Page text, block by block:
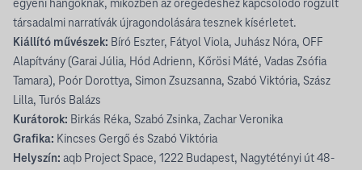
egyéni hangoknak, miközben az öregedéshez kapcsolódó rögzült
társadalmi narratívák újragondolására tesznek kísérletet.
Kiállító művészek: Bíró Eszter, Fátyol Viola, Juhász Nóra, OFF
Alapítvány (Garai Júlia, Hód Adrienn, Kőrösi Máté, Vadas Zsófia
Tamara), Poór Dorottya, Simon Zsuzsanna, Szabó Viktória, Szász
Lilla, Turós Balázs
Kurátorok: Birkás Réka, Szabó Zsinka, Zachar Veronika
Grafika: Kincses Gergő és Szabó Viktória
Helyszín: aqb Project Space, 1222 Budapest, Nagytétényi út 48-